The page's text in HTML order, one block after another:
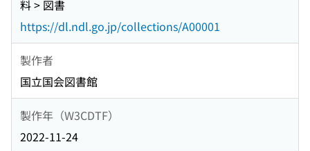
料 > 図書
https://dl.ndl.go.jp/collections/A00001
製作者
国立国会図書館
製作年（W3CDTF）
2022-11-24